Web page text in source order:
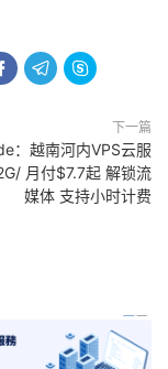
 
下一篇
：越南河内VPS云服
月付$7.7起 解锁流
媒体 支持小时计费